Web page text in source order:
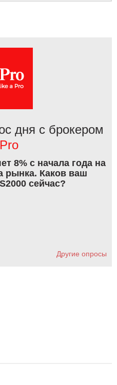
дня с брокером
8% с начала года на
рынка. Каков ваш
сейчас?
Другие опросы